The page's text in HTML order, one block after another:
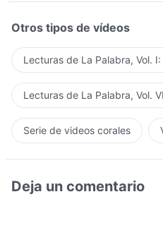
Otros tipos de vídeos
Lecturas de La Palabra, Vol.
Lecturas de La Palabra, Vol.
Serie de videos corales
Deja un comentario